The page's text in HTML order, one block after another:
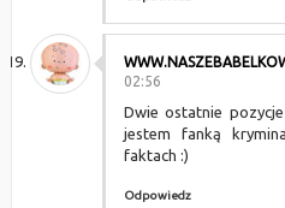
02:56
Dwie ostatnie
jestem fanką
faktach :)
Odpowiedz